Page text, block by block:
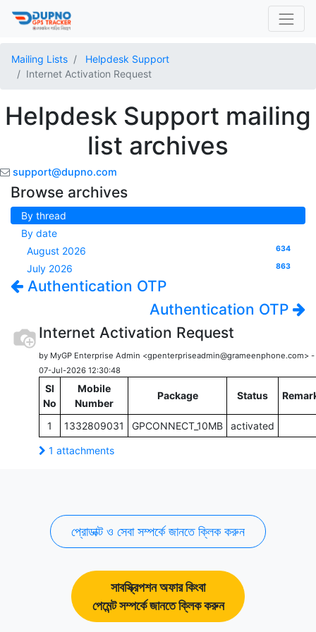
Mailing Lists
Helpdesk Support
Internet Activation Request
Helpdesk Support mailing
list archives
support@dupno.com
Browse archives
By thread
By date
August 2026
634
July 2026 863
Authentication OTP
Authentication OTP
Internet Activation Request
by MyGP Enterprise Admin <gpenterpriseadmin@grameenphone.com> -
07-Jul-2026 12:30:48
Sl
No
Mobile
Number
Package Status
1 1332809031 GPCONNECT_10MB activated
1 attachments
প্রোডাক্ট ও সেবা সম্পর্কে জানতে ক্লিক করুন
সাবস্ক্রিপশন অফার কিংবা
পেমেন্ট সম্পর্কে জানতে ক্লিক করুন